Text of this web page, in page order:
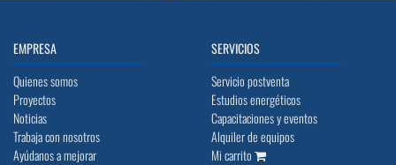
EMPRESA
Quienes somos
Proyectos
Noticias
Trabaja con nosotros
Ayúdanos a mejorar
SERVICIOS
Servicio postventa
Estudios energéticos
Capacitaciones y eventos
Alquiler de equipos
Mi carrito